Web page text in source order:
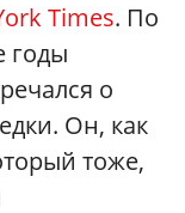
Times. По
годы
о
Он, как
тоже,